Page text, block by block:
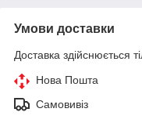
Умови доставки
Доставка здійснюється
Нова Пошта
Самовивіз